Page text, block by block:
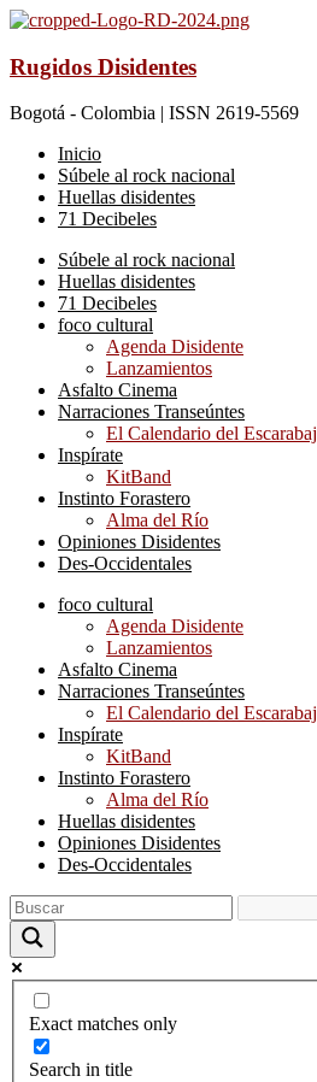
Rugidos Disidentes
Bogotá - Colombia | ISSN 2619-5569
Inicio
Súbele al rock nacional
Huellas disidentes
71 Decibeles
Súbele al rock nacional
Huellas disidentes
71 Decibeles
foco cultural
Agenda Disidente
Lanzamientos
Asfalto Cinema
Narraciones Transeúntes
El Calendario del
Inspírate
KitBand
Instinto Forastero
Alma del Río
Opiniones Disidentes
Des-Occidentales
foco cultural
Agenda Disidente
Lanzamientos
Asfalto Cinema
Narraciones Transeúntes
El Calendario del
Inspírate
KitBand
Instinto Forastero
Alma del Río
Huellas disidentes
Opiniones Disidentes
Des-Occidentales
Exact matches only
Search in title